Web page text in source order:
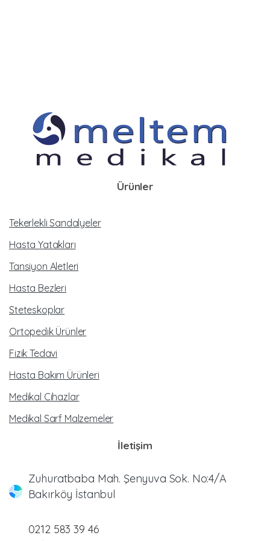
Ürünler
Tekerlekli Sandalyeler
Hasta Yatakları
Tansiyon Aletleri
Hasta Bezleri
Steteskoplar
Ortopedik Ürünler
Fizik Tedavi
Hasta Bakım Ürünleri
Medikal Cihazlar
Medikal Sarf Malzemeler
İletişim
Zuhuratbaba Mah. Şenyuva Sok. No:4/A
Bakırköy İstanbul
0212 583 39 46